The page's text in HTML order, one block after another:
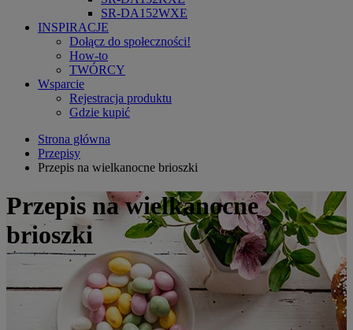
SR-DA152WXE
INSPIRACJE
Dołącz do społeczności!
How-to
TWÓRCY
Wsparcie
Rejestracja produktu
Gdzie kupić
Strona główna
Przepisy
Przepis na wielkanocne brioszki
Przepis na wielkanocne
brioszki